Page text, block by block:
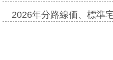
2026年分路線価、標準